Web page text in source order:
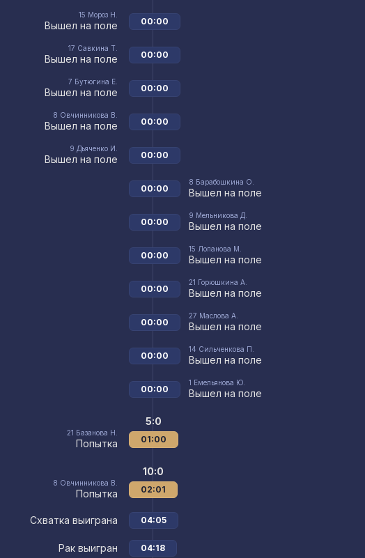
15 Мороз Н.
Вышел на поле 00:00
17 Савкина Т.
Вышел на поле 00:00
7 Бутюгина Е.
Вышел на поле 00:00
8 Овчинникова В.
Вышел на поле 00:00
9 Дьяченко И.
Вышел на поле 00:00
8 Барабошкина О.
Вышел на поле
00:00
9 Мельникова Д.
Вышел на поле
00:00
15 Лопанова М.
Вышел на поле
00:00
21 Горюшкина А.
Вышел на поле
00:00
27 Маслова А.
Вышел на поле
00:00
14 Сильченкова П.
Вышел на поле
00:00
1 Емельянова Ю.
Вышел на поле
00:00
21 Базанова Н.
Попытка
5:0
01:00
8 Овчинникова В.
Попытка
10:0
02:01
Схватка выиграна 04:05
Рак выигран 04:18